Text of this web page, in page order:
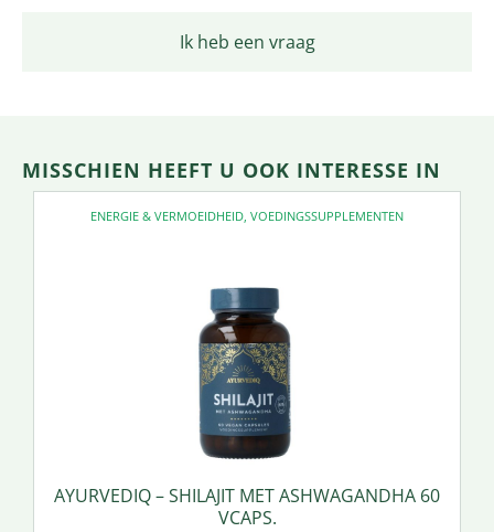
Ik heb een vraag
MISSCHIEN HEEFT U OOK INTERESSE IN
ENERGIE & VERMOEIDHEID, VOEDINGSSUPPLEMENTEN
AYURVEDIQ – SHILAJIT MET ASHWAGANDHA 60
VCAPS.